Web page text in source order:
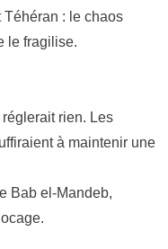
Téhéran : le chaos
le fragilise.
rien. Les
à maintenir une
Bab el-Mandeb,